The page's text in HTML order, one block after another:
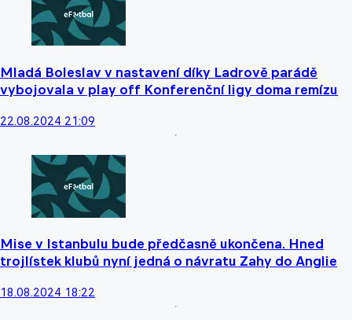
Mladá Boleslav v nastavení díky Ladrově parádě
vybojovala v play off Konferenční ligy doma remízu
22.08.2024 21:09
Mise v Istanbulu bude předčasně ukončena. Hned
trojlístek klubů nyní jedná o návratu Zahy do Anglie
18.08.2024 18:22